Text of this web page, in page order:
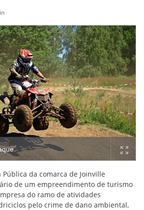
Pública da comarca de Joinville
de um empreendimento de turismo
do ramo de atividades
pelo crime de dano ambiental,